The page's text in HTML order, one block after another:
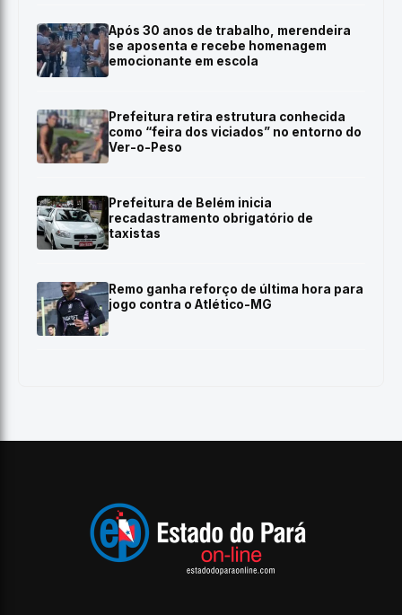
Após 30 anos de trabalho, merendeira
se aposenta e recebe homenagem
emocionante em escola
Prefeitura retira estrutura conhecida
como “feira dos viciados” no entorno do
Ver-o-Peso
Prefeitura de Belém inicia
recadastramento obrigatório de
taxistas
Remo ganha reforço de última hora para
jogo contra o Atlético-MG